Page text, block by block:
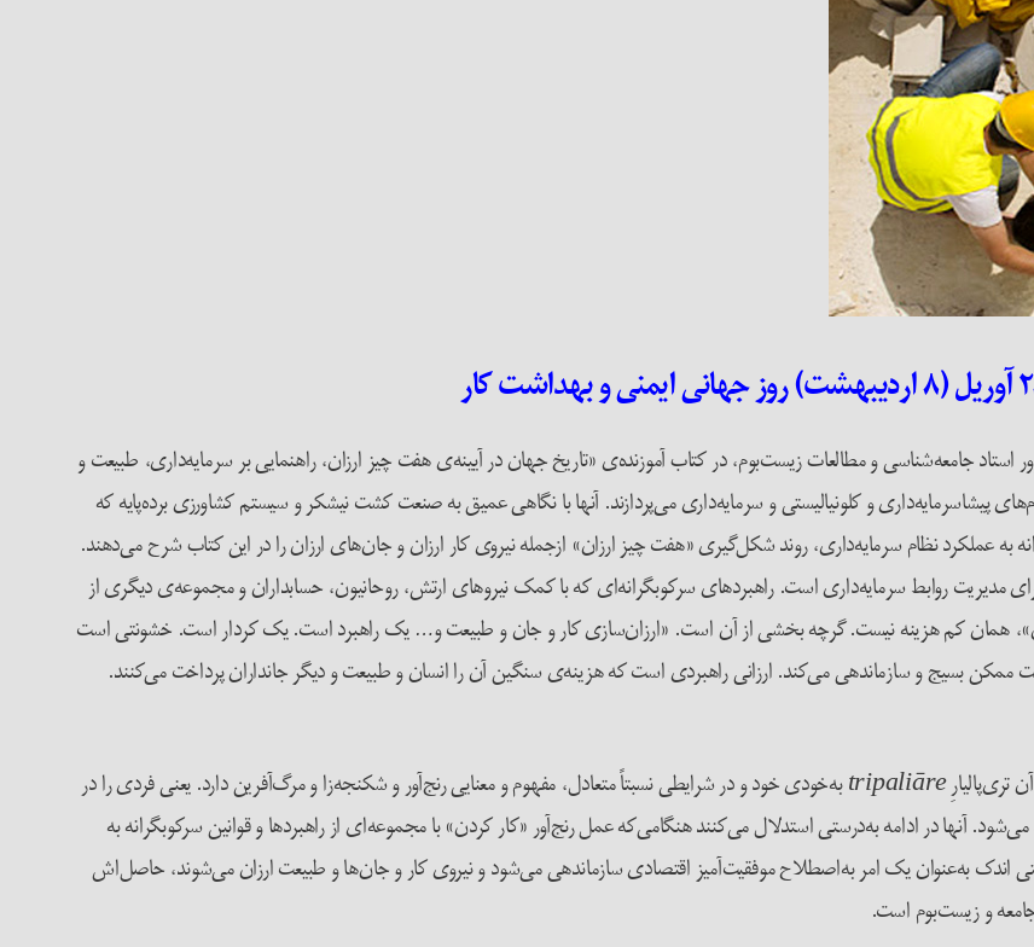
جامعه‌شناسی و مطالعات زیست‌بوم، در کتاب آموزنده‌ی «تاریخ جهان در آیینه‌ی هفت چیز ارزان، راهنمایی بر سرمایه‌داری، طبیعت و
پیشاسرمایه‌داری و کلونیالیستی و سرمایه‌داری می‌پردازند. آنها با نگاهی عمیق به صنعت کشت نیشکر و سیستم کشاورزی برده‌پایه که
عملکرد نظام سرمایه‌داری، روند شکل‌گیری «هفت چیز ارزان» ازجمله نیروی کار ارزان و جان‌های ارزان را در این کتاب شرح می‌دهند.
مدیریت روابط سرمایه‌داری است. راهبردهای سرکوبگرانه‌ای که با کمک نیروهای ارتش، روحانیون، حسابداران و مجموعه‌ی دیگری از
همان کم هزینه نیست. گرچه بخشی از آن است. «ارزان‌سازی کار و جان و طبیعت و… یک راهبرد است. یک کردار است. خشونتی است
ممکن بسیج و سازماندهی می‌کند. ارزانی راهبردی است که هزینه‌ی سنگین آن را انسان و طبیعت و دیگر جانداران پرداخت می‌کنند.
تری‌پالیارِtripaliāre به‌خودی خود و در شرایطی نسبتاً متعادل، مفهوم و معنایی رنج‌آور و شکنجه‌زا و مرگ‌آفرین دارد. یعنی فردی را در
آنها در ادامه به‌درستی استدلال می‌کنند هنگامی‌که عمل رنج‌آور «کار کردن» با مجموعه‌ای از راهبردها و قوانین سرکوبگرانه به
به‌عنوان یک امر به‌اصطلاح موفقیت‌آمیز اقتصادی سازماندهی می‌شود و نیروی کار و جان‌ها و طبیعت ارزان می‌شوند، حاصل‌اش
و زیست‌بوم است.